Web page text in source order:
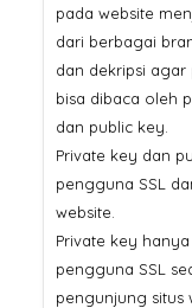
pada website
dari berbagai
dan dekripsi
bisa dibaca oleh
dan public key.
Private key dan
pengguna SSL
website.
Private key
pengguna SSL
pengunjung situs